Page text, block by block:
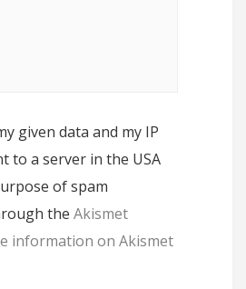
given data and my IP
to a server in the USA
of spam
the Akismet
information on Akismet